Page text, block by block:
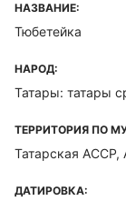
НАЗВАНИЕ:
Тюбетейка
НАРОД:
Татары: татары
ТЕРРИТОРИЯ ПО
Татарская
ДАТИРОВКА: